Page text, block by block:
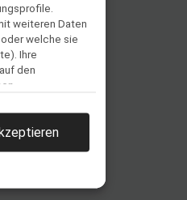
weiteren Daten
welche sie
Ihre
den